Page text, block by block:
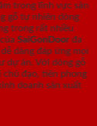
trong lĩnh vực sản
gỗ tự nhiên dòng
trong rất nhiều
SaiGonDoor đa
dàng đáp ứng mọi
dự án. Với dòng gỗ
đạo, tiên phong
doanh sản xuất